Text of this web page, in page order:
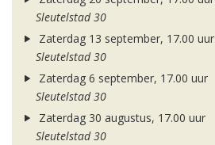
Sleutelstad 30
Zaterdag 13 september, 17.00 uur
Sleutelstad 30
Zaterdag 6 september, 17.00 uur
Sleutelstad 30
Zaterdag 30 augustus, 17.00 uur
Sleutelstad 30